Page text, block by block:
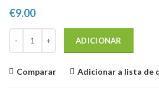
€9.00
ADICIONAR
Comparar Adicionar a lista de